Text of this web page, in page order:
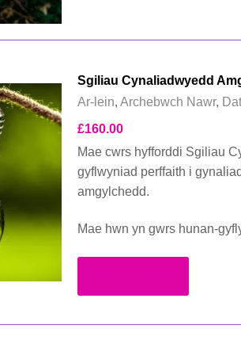
Sgiliau Cynaliadwyedd
Ar-lein, Archebwch Nawr,
£160.00
Mae cwrs hyfforddi Sgiliau
gyflwyniad perffaith i
amgylchedd.
Mae hwn yn gwrs hunan-